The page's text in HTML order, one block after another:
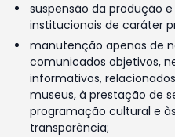
suspensão da produção
institucionais de caráter
manutenção apenas de
comunicados objetivos,
informativos,
museus, à prestação de
programação cultural e
transparência;